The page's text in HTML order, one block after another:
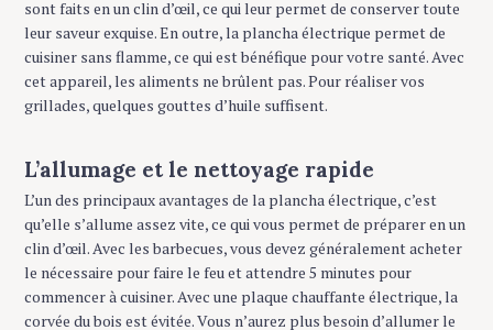
sont faits en un clin d’œil, ce qui leur permet de conserver toute
leur saveur exquise. En outre, la plancha électrique permet de
cuisiner sans flamme, ce qui est bénéfique pour votre santé. Avec
cet appareil, les aliments ne brûlent pas. Pour réaliser vos
grillades, quelques gouttes d’huile suffisent.
L’allumage et le nettoyage rapide
L’un des principaux avantages de la plancha électrique, c’est
qu’elle s’allume assez vite, ce qui vous permet de préparer en un
clin d’œil. Avec les barbecues, vous devez généralement acheter
le nécessaire pour faire le feu et attendre 5 minutes pour
commencer à cuisiner. Avec une plaque chauffante électrique, la
corvée du bois est évitée. Vous n’aurez plus besoin d’allumer le